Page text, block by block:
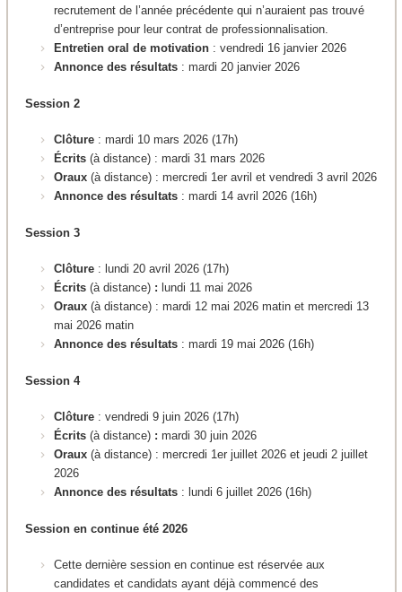
recrutement de l’année précédente qui n’auraient pas trouvé
d’entreprise pour leur contrat de professionnalisation.
Entretien oral de motivation : vendredi 16 janvier 2026
Annonce des résultats : mardi 20 janvier 2026
Session 2
Clôture : mardi 10 mars 2026 (17h)
Écrits (à distance) : mardi 31 mars 2026
Oraux (à distance) : mercredi 1er avril et vendredi 3 avril 2026
Annonce des résultats : mardi 14 avril 2026 (16h)
Session 3
Clôture : lundi 20 avril 2026 (17h)
Écrits (à distance) : lundi 11 mai 2026
Oraux (à distance) : mardi 12 mai 2026 matin et mercredi 13
mai 2026 matin
Annonce des résultats : mardi 19 mai 2026 (16h)
Session 4
Clôture : vendredi 9 juin 2026 (17h)
Écrits (à distance) : mardi 30 juin 2026
Oraux (à distance) : mercredi 1er juillet 2026 et jeudi 2 juillet
2026
Annonce des résultats : lundi 6 juillet 2026 (16h)
Session en continue été 2026
Cette dernière session en continue est réservée aux
candidates et candidats ayant déjà commencé des